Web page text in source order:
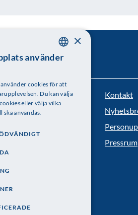
Frescativägen 4A
00
Kontakt
Pressrum
SWEDISH
×
använder
cookies för att
Du kan välja
eller välja vilka
ska användas.